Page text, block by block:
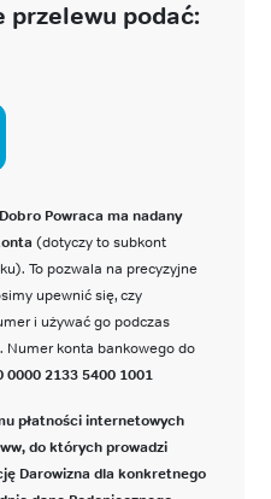
przelewu podać:
Powraca ma nadany
(dotyczy to subkont
To pozwala na precyzyjne
upewnić się, czy
i używać go podczas
Numer konta bankowego do
0000 2133 5400 1001
płatności internetowych
do których prowadzi
Darowizna dla konkretnego